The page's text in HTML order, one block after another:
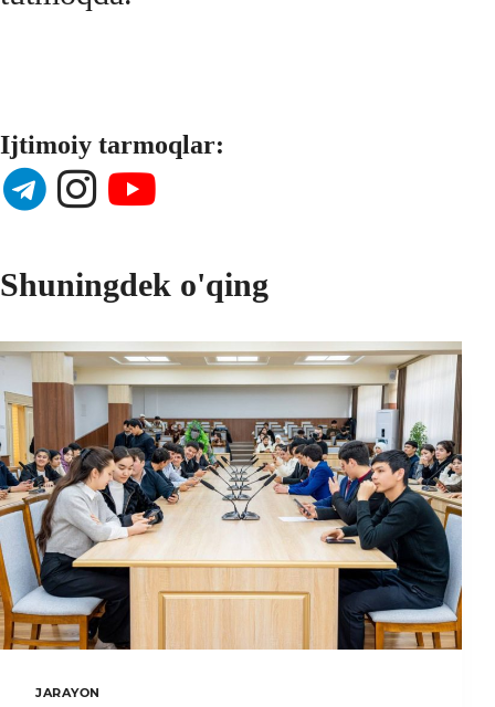
Ijtimoiy tarmoqlar:
Shuningdek o'qing
JARAYON